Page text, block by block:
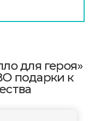
для героя»
подарки к